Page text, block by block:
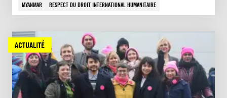
MYANMAR RESPECT DU DROIT INTERNATIONAL HUMANITAIRE
ACTUALITÉ